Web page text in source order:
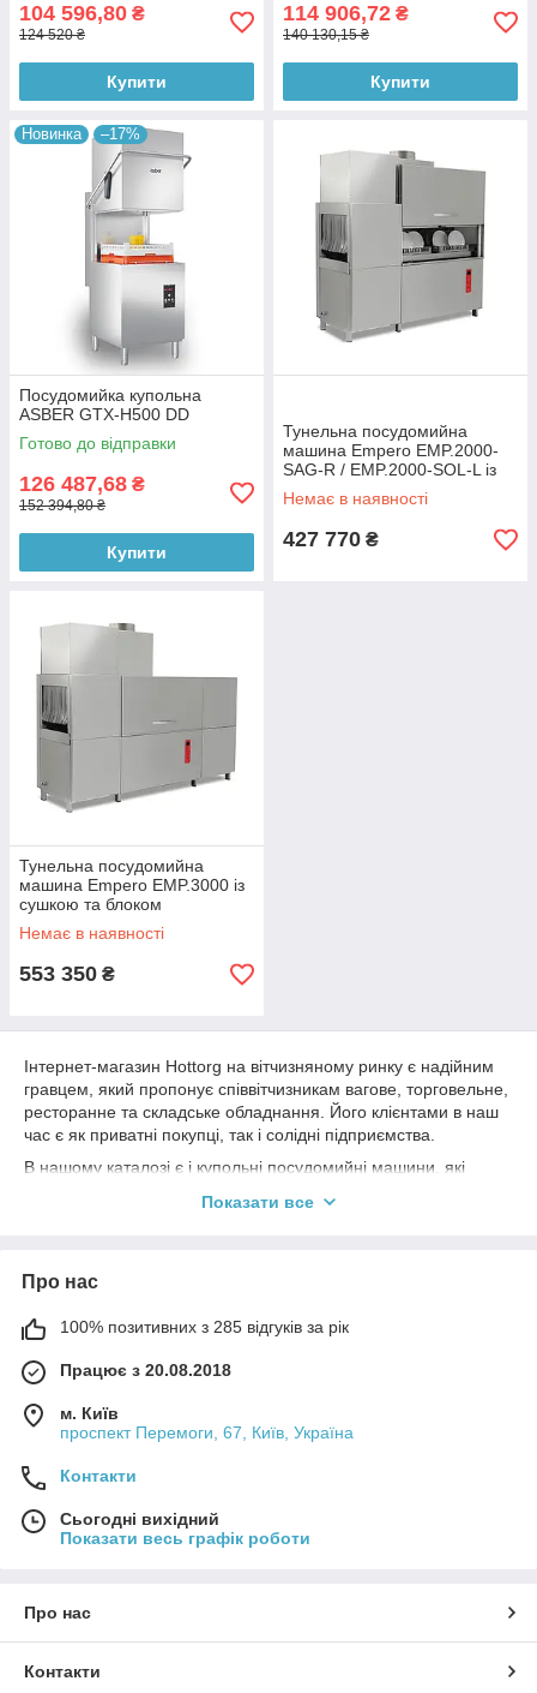
104 596,80 ₴
124 520 ₴
Купити
114 906,72 ₴
140 130,15 ₴
Купити
Новинка –17%
Посудомийка купольна
ASBER GTX-H500 DD
Готово до відправки
126 487,68 ₴
152 394,80 ₴
Купити
Тунельна посудомийна
машина Empero EMP.2000-
SAG-R / EMP.2000-SOL-L із
сушкою
Немає в наявності
427 770 ₴
Тунельна посудомийна
машина Empero EMP.3000 із
сушкою та блоком
попереднього миття
Немає в наявності
553 350 ₴
Інтернет-магазин Hottorg на вітчизняному ринку є надійним
гравцем, який пропонує співвітчизникам вагове, торговельне,
ресторанне та складське обладнання. Його клієнтами в наш
час є як приватні покупці, так і солідні підприємства.
В нашому каталозі є і купольні посудомийні машини, які
використовується у галузі громадського харчування.
Ресторани.
Їдальні.
Піцерії.
ефективність та економічність. В Hottorg кожен бажаючий
машини, який буде поєднувати всі побажання покупця і
особливості закладу, для котрого він призначається.
Конструкція купольних посудомийних
Показати все
Про нас
100% позитивних з 285 відгуків за рік
Працює з 20.08.2018
м. Київ
проспект Перемоги, 67, Київ, Україна
Контакти
Сьогодні вихідний
Показати весь графік роботи
Про нас
Контакти